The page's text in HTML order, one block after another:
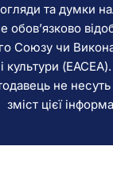
та думки
обов’язково
Союзу чи
культури
не несуть
зміст цієї